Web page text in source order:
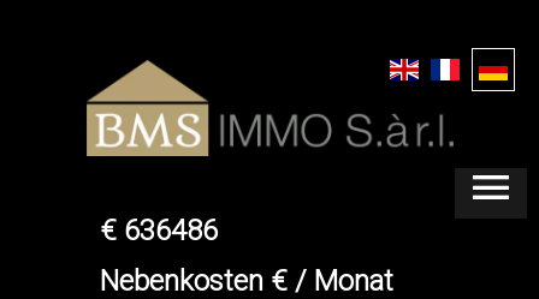
ECHTERNACH WOHNUNG
€ 636486
Nebenkosten € / Monat